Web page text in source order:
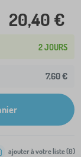
20,40 €
2 JOURS
7,60 €
ajouter à votre liste (0)